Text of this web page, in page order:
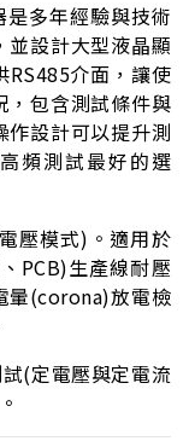
多年經驗與技術
並設計大型液晶顯
RS485介面，讓使
，包含測試條件與
作設計可以提升測
頻測試最好的選
壓模式)。適用於
PCB)生產線耐壓
暈(corona)放電檢
(定電壓與定電流